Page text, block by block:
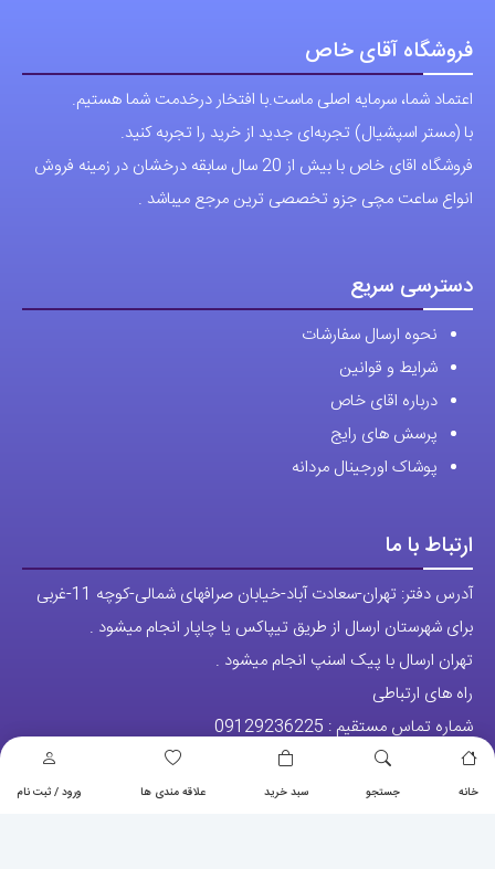
خانه جستجو سبد خرید علاقه مندی ها ورود / ثبت نام
فروشگاه آقای خاص
اعتماد شما، سرمایه اصلی ماست.با افتخار درخدمت شما هستیم.
با (مستر اسپشیال) تجربه‌ای جدید از خرید را تجربه کنید.
فروشگاه اقای خاص با بیش از 20 سال سابقه درخشان در زمینه فروش
انواع ساعت مچی جزو تخصصی ترین مرجع میباشد .
دسترسی سریع
نحوه ارسال سفارشات
شرایط و قوانین
درباره اقای خاص
پرسش های رایج
پوشاک اورجینال مردانه
ارتباط با ما
آدرس دفتر: تهران-سعادت آباد-خیابان صرافهای شمالی-کوچه 11-غربی
برای شهرستان ارسال از طریق تیپاکس یا چاپار انجام میشود .
تهران ارسال با پیک اسنپ انجام میشود .
راه های ارتباطی
شماره تماس مستقیم : 09129236225
شماره تماس ثابت:
26746972
تلگرام